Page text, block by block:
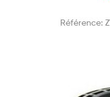
Référence: